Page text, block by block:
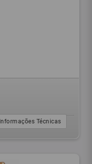
Informações Técnicas